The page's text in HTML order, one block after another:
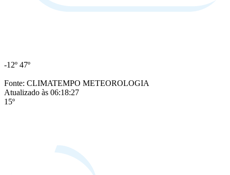
-12º 47º
Fonte: CLIMATEMPO METEOROLOGIA
Atualizado às 06:18:27
15º